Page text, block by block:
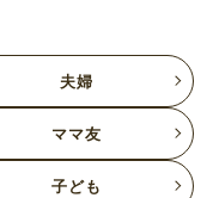
夫婦
ママ友
子ども